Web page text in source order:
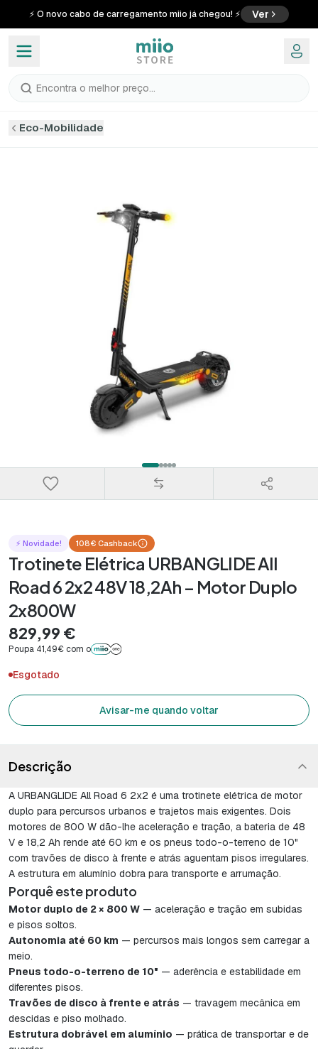
⚡ O novo cabo de carregamento miio já chegou! ⚡ Ver
Encontra o melhor preço...
Eco-Mobilidade
⚡ Novidade! 108€ Cashback
Trotinete Elétrica URBANGLIDE All
Road 6 2x2 48V 18,2Ah – Motor Duplo
2x800W
829,99 €
Poupa 41,49€ com o
Esgotado
Avisar-me quando voltar
Descrição
A URBANGLIDE All Road 6 2x2 é uma trotinete elétrica de motor
duplo para percursos urbanos e trajetos mais exigentes. Dois
motores de 800 W dão-lhe aceleração e tração, a bateria de 48
V e 18,2 Ah rende até 60 km e os pneus todo-o-terreno de 10"
com travões de disco à frente e atrás aguentam pisos irregulares.
A estrutura em alumínio dobra para transporte e arrumação.
Porquê este produto
Motor duplo de 2 × 800 W — aceleração e tração em subidas
e pisos soltos.
Autonomia até 60 km — percursos mais longos sem carregar a
meio.
Pneus todo-o-terreno de 10" — aderência e estabilidade em
diferentes pisos.
Travões de disco à frente e atrás — travagem mecânica em
descidas e piso molhado.
Estrutura dobrável em alumínio — prática de transportar e de